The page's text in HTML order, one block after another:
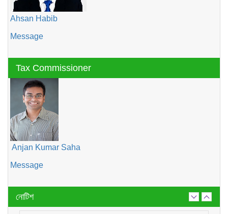
Ahsan Habib
Message
Tax Commissioner
Anjan Kumar Saha
Message
নোটিশ